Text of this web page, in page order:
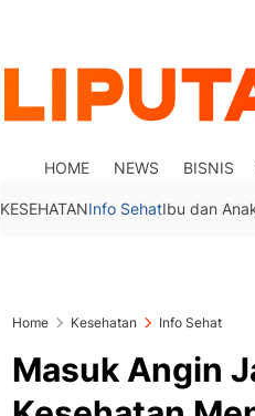
HOME NEWS BISNIS
KESEHATANInfo SehatIbu dan
Home Kesehatan Info Sehat
Masuk Angin